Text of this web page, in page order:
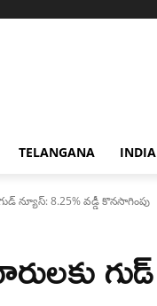
TELANGANA INDIA
న్యూస్: 8.25% వడ్డీ కొనసాగింపు
గుడ్